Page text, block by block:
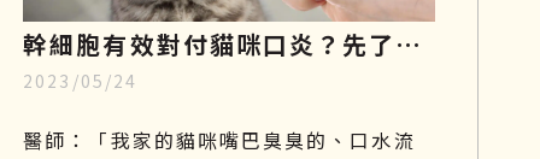
幹細胞有效對付貓咪口炎？先了解
成因、症狀和照顧，再探索治療新
知
2023/05/24
醫師：「我家的貓咪嘴巴臭臭的、口水流